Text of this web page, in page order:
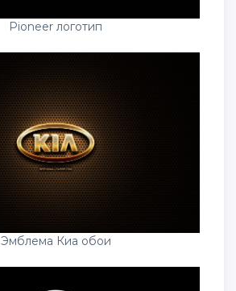
Pioneer логотип
Эмблема Киа обои